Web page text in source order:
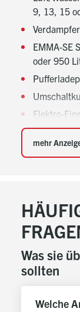
9, 13, 15
EMMA-SE
oder 950
Elektro-
Online-
mehr
Was sie
sollten
Welche